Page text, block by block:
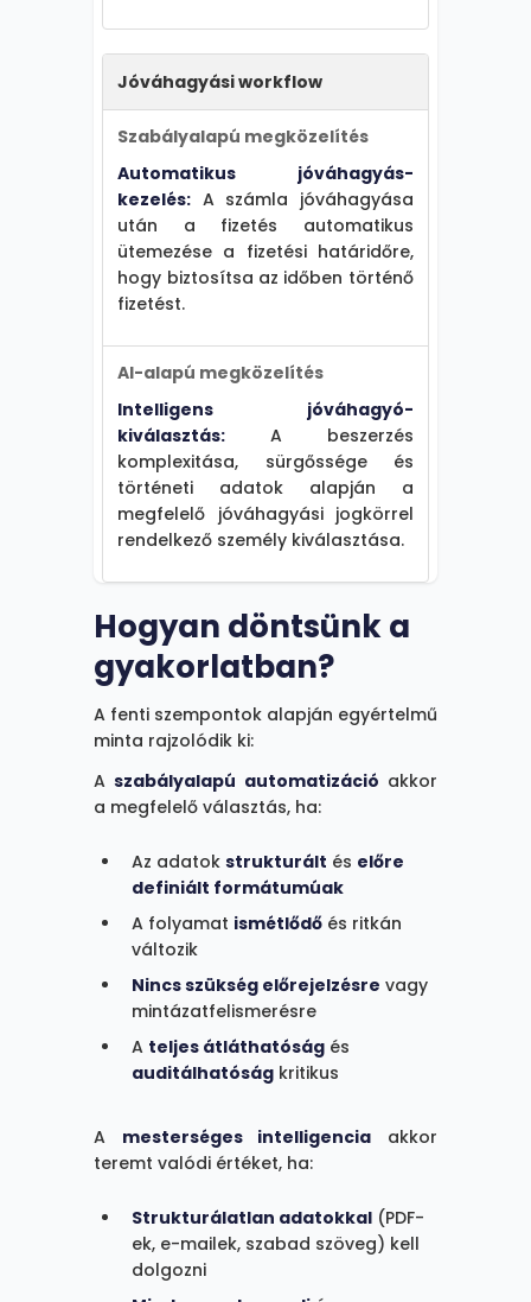
Jóváhagyási workflow
Szabályalapú megközelítés
Automatikus jóváhagyás-
kezelés: A számla jóváhagyása
után a fizetés automatikus
ütemezése a fizetési határidőre,
hogy biztosítsa az időben történő
fizetést.
AI-alapú megközelítés
Intelligens jóváhagyó-
kiválasztás: A beszerzés
komplexitása, sürgőssége és
történeti adatok alapján a
megfelelő jóváhagyási jogkörrel
rendelkező személy kiválasztása.
Hogyan döntsünk a
gyakorlatban?
A fenti szempontok alapján egyértelmű
minta rajzolódik ki:
Aszabályalapú automatizáció akkor
a megfelelő választás, ha:
Az adatok strukturált és előre
definiált formátumúak
A folyamat ismétlődő és ritkán
változik
Nincs szükség előrejelzésre vagy
mintázatfelismerésre
A teljes átláthatóság és
auditálhatóság kritikus
A mesterséges intelligencia akkor
teremt valódi értéket, ha:
Strukturálatlan adatokkal (PDF-
ek, e-mailek, szabad szöveg) kell
dolgozni